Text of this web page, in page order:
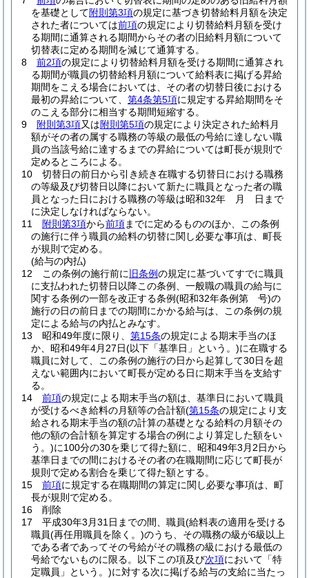
を基礎として附則第3項の規定に基づき切替給料月額を決定
された者については前項の規定により切替給料月額を受け
る期間に通算される期間からその者の旧給料月額について
切替表に定める期間を減じて通算する。
8
前2項の規定により切替給料月額を受ける期間に通算され
る期間が職員の切替給料月額について給料表に掲げる昇給
期間をこえる場合においては、その者の切替日後における
最初の昇給について、 第4条第5項に規定する昇給期間をそ
のこえる部分に相当する期間短縮する。
9
附則第3項又は附則第5項の規定により決定された給料月
額がその者の属する職務の等級の最低の号給に達しない職
員の当該号給に達するまでの昇給については町長が規則で
定めるところによる。
10
切替日の前日から引き続き在職する切替日における職務
の等級及び切替日以降において新たに職員となった者の職
員となった日における職務の等級は昭和32年 月 日まで
に決定しなければならない。
11
附則第3項から前項までに定めるもののほか、この条例
の施行に伴う職員の給料の切替に関し必要な事項は、町長
が規則で定める。
(給与の内払)
12
この条例の施行前に 旧条例の規定に基づいてすでに職員
に支払われた切替日以降この条例、一般職の職員の給与に
関する条例の一部を改正する条例(昭和32年条例第 号)の
施行の日の前日までの期間にかかる給与は、この条例の規
定による給与の内払とみなす。
13
昭和49年度に限り、 第15条の規定による期末手当のほ
か、昭和49年4月27日(以下「基準日」という。)に在職する
職員に対して、この条例の施行の日から起算して30日を超
えない範囲内において町長が定める日に期末手当を支給す
る。
14
前項の規定による期末手当の額は、基準日において職員
が受けるべき給料の月額等の合計額(第15条の規定により支
給される期末手当の額の計算の基礎となる給料の月額その
他の額の合計額を算定する場合の例により算定した額をい
う。)に100分の30を乗じて得た額に、昭和49年3月2日から
基準日までの間におけるその者の在職期間に応じて町長が
規則で定める割合を乗じて得た額とする。
15
前項に規定する在職期間の算定に関し必要な事項は、町
長が規則で定める。
16
削除
17
平成30年3月31日までの間、職員(給料表の適用を受ける
職員(再任用職員を除く。)のうち、その職務の級が6級以上
である者であってその号給がその職務の級における最低の
号給でないものに限る。以下この項及び次項において「特
定職員」という。)に対する次に掲げる給与の支給に当たっ